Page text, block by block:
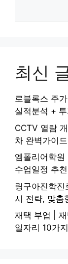
최신
로블록스 주
실적분석 +
CCTV 열람
차 완벽가이
엠폴리어학
수업일정 추
링구아진학
시 전략, 맞춤
재택 부업 |
일자리 10가